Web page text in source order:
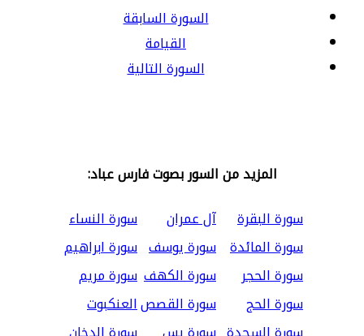
السورة السابقة
القيامة
السورة التالية
المزيد من السور بصوت فارس عباد:
سورة البقرة
آل عمران
سورة النساء
سورة المائدة سورة يوسف سورة ابراهيم
سورة الحجر
سورة الكهف سورة مريم
سورة الحج
سورة القصصالعنكبوت